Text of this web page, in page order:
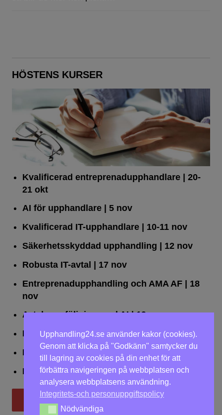
HÖSTENS KURSER
Kvalificerad entreprenad­upphandlare | 20-
21 okt
AI för upphandlare| 5 nov
Kvalificerad IT-upphandlare| 10-11 nov
Säkerhetsskyddad upphandling | 12 nov
Robusta IT-avtal | 17 nov
Entreprenadupphandling och AMA AF| 18
nov
Avtalsuppföljning med AI| 19 nov
Leda upphandlingar effektivt| 25 nov
Dialogförfaranden | 26 nov
LOU på två dagar| 2-3 dec
Till utbildningar
Upphandling24.se använder kakor (cookies).
Genom att klicka på "Godkänn" samtycker du
till lagring av cookies på din enhet för att
förbättra navigeringen på webbplatsen och
analysera webbplatsens användning.
Integritets-och personuppgiftspolicy
Nödvändiga
Nödvändiga